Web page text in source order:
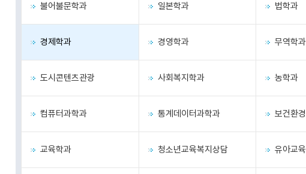
불어불문학과 일본학과 법학과
경제학과 경영학과 무역학과
도시콘텐츠관광 사회복지학과 농학과
컴퓨터과학과 통계데이터과학과 보건환
교육학과 청소년교육복지상담 유아교